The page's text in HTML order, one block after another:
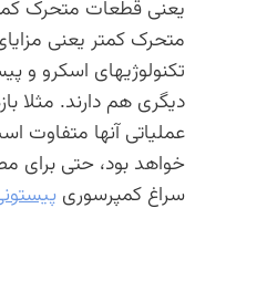
یعنی قطعات متحرک
متحرک کمتر یعنی
تکنولوژیهای اسکرو و
دیگری هم دارند. مثلا
عملیاتی آنها متفاوت
خواهد بود، حتی برای
سراغ کمپرسوری